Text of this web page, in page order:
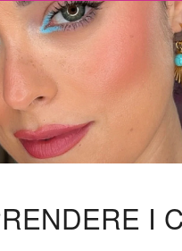
I